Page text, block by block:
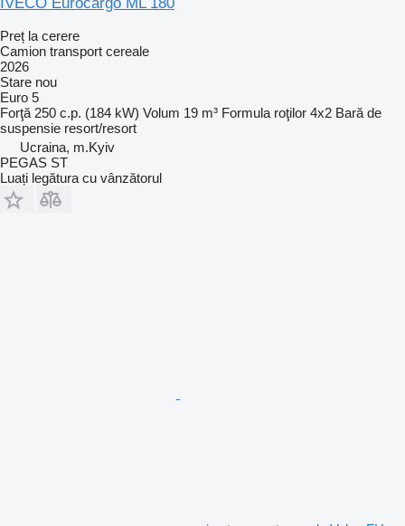
Preț la cerere
Camion transport cereale
2026
Stare nou
Euro 5
Forţă 250 c.p. (184 kW) Volum 19 m³ Formula roţilor 4x2 Bară de
suspensie resort/resort
Ucraina, m.Kyiv
PEGAS ST
Luați legătura cu vânzătorul